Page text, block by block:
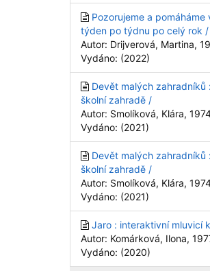
Pozorujeme a pomáháme
týden po týdnu po celý rok /
Autor: Drijverová, Martina,
Vydáno: (2022)
Devět malých zahradníků
školní zahradě /
Autor: Smolíková, Klára,
Vydáno: (2021)
Devět malých zahradníků
školní zahradě /
Autor: Smolíková, Klára,
Vydáno: (2021)
Jaro : interaktivní mluvicí
Autor: Komárková, Ilona,
Vydáno: (2020)